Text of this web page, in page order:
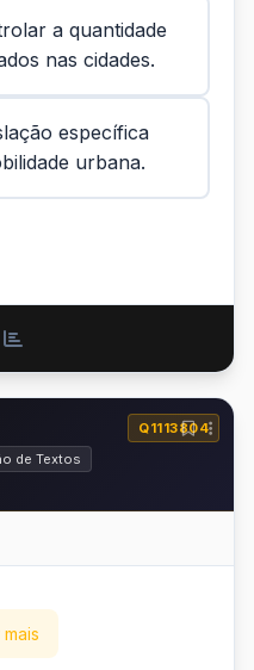
a quantidade
nas cidades.
específica
urbana.
Q1113804
de Textos
de Texto